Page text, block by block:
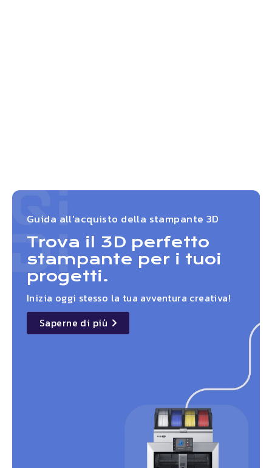
Guida all'acquisto della stampante 3D
Trova il 3D perfetto
stampante per i tuoi
progetti.
Inizia oggi stesso la tua avventura creativa!
details
Saperne di più